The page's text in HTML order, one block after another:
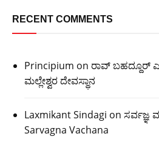
RECENT COMMENTS
Principium on ರಾವ್ ಬಹದ್ದೂರ್
ಮಲ್ಲೇಶ್ವರ ದೇವಸ್ಥಾನ
Laxmikant Sindagi on ಸರ್ವಜ್ಞ
Sarvagna Vachana